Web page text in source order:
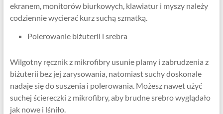
ekranem, monitorów biurkowych, klawiatur i myszy należy
codziennie wycierać kurz suchą szmatką.
Polerowanie biżuterii i srebra
Wilgotny ręcznik z mikrofibry usunie plamy i zabrudzenia z
biżuterii bez jej zarysowania, natomiast suchy doskonale
nadaje się do suszenia i polerowania. Możesz nawet użyć
suchej ściereczki z mikrofibry, aby brudne srebro wyglądało
jak nowe i lśniło.